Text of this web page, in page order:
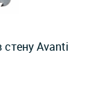
Avanti